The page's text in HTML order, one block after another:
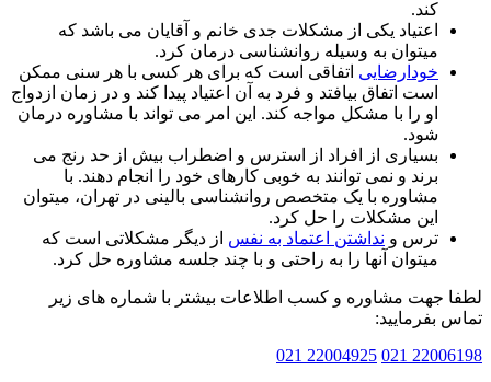
اعتیاد یکی از مشکلات جدی خانم و آقایان می باشد که
میتوان به وسیله روانشناسی درمان کرد.
خودارضاییاتفاقی است که برای هر کسی با هر سنی ممکن
است اتفاق بیافتد و فرد به آن اعتیاد پیدا کند و در زمان ازدواج
او را با مشکل مواجه کند. این امر می تواند با مشاوره درمان
بسیاری از افراد از استرس و اضطراب بیش از حد رنج می
برند و نمی توانند به خوبی کارهای خود را انجام دهند. با
مشاوره با یک متخصص روانشناسی بالینی در تهران، میتوان
این مشکلات را حل کرد.
ترس ونداشتن اعتماد به نفس از دیگر مشکلاتی است که
میتوان آنها را به راحتی و با چند جلسه مشاوره حل کرد.
جهت مشاوره و کسب اطلاعات بیشتر با شماره های زیر
بفرمایید:
22004925 021